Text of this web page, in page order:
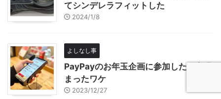
てシンデレラフィットした
2024/1/8
よしなし事
PayPayのお年玉企画に参加したら心温
まったワケ
2023/12/27